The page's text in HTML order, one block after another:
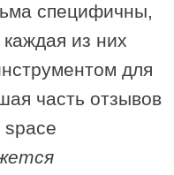
специфичны,
из них
для
часть отзывов
space